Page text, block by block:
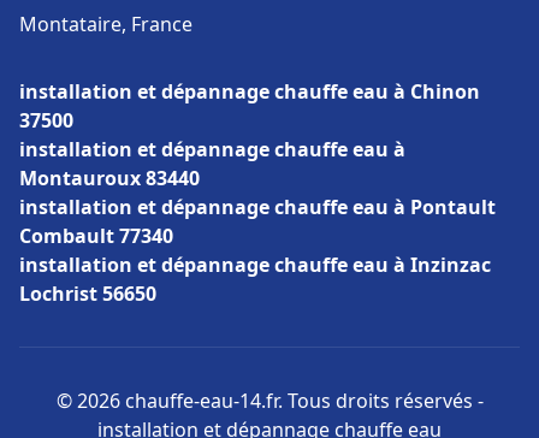
Montataire, France
installation et dépannage chauffe eau à Chinon
37500
installation et dépannage chauffe eau à
Montauroux 83440
installation et dépannage chauffe eau à Pontault
Combault 77340
installation et dépannage chauffe eau à Inzinzac
Lochrist 56650
© 2026 chauffe-eau-14.fr. Tous droits réservés -
installation et dépannage chauffe eau